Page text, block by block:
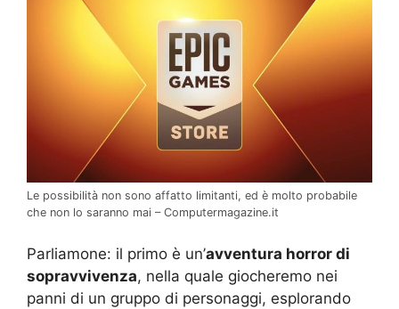
Le possibilità non sono affatto limitanti, ed è molto probabile
che non lo saranno mai – Computermagazine.it
Parliamone: il primo è un’avventura horror di
sopravvivenza, nella quale giocheremo nei
panni di un gruppo di personaggi, esplorando